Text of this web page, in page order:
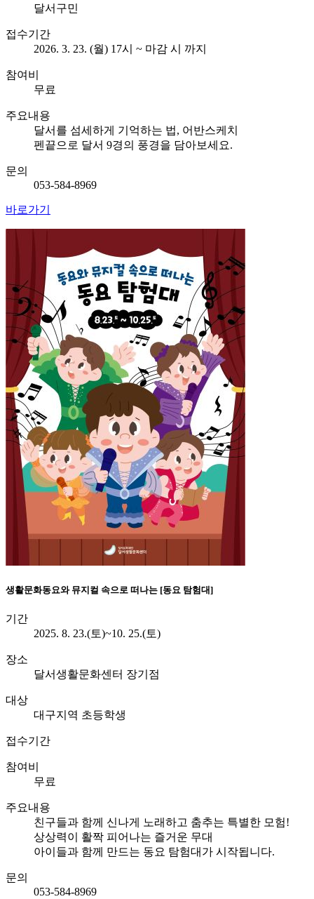
달서구민
접수기간
2026. 3. 23. (월) 17시 ~ 마감 시 까지
참여비
무료
주요내용
달서를 섬세하게 기억하는 법, 어반스케치
펜끝으로 달서 9경의 풍경을 담아보세요.
문의
053-584-8969
바로가기
생활문화동요와 뮤지컬 속으로 떠나는 [동요 탐험대]
기간
2025. 8. 23.(토)~10. 25.(토)
장소
달서생활문화센터 장기점
대상
대구지역 초등학생
접수기간
참여비
무료
주요내용
친구들과 함께 신나게 노래하고 춤추는 특별한 모험!
상상력이 활짝 피어나는 즐거운 무대
아이들과 함께 만드는 동요 탐험대가 시작됩니다.
문의
053-584-8969